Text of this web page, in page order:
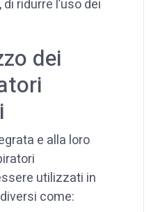
ridurre l’uso dei
dei
e alla loro
utilizzati in
come: